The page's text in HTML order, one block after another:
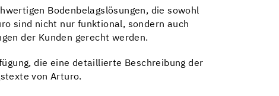
Bodenbelagslösungen, die sowohl
sind nicht nur funktional, sondern auch
der Kunden gerecht werden.
die eine detaillierte Beschreibung der
von Arturo.